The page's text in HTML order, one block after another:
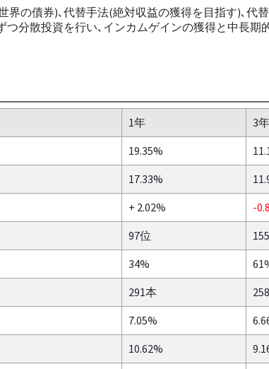
界の債券)､代替手法(絶対収益の獲得を目指す)､
つ分散投資を行い､インカムゲインの獲得と中長
1年 3
19.35%
17.33%
+ 2.02% -
97位
34%
291本
7.05%
10.62%